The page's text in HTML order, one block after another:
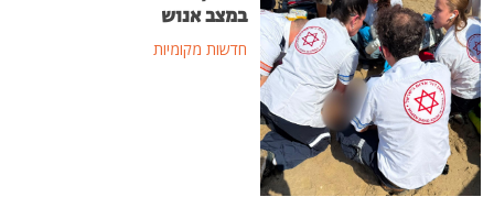
במצב אנוש
חדשות מקומיות